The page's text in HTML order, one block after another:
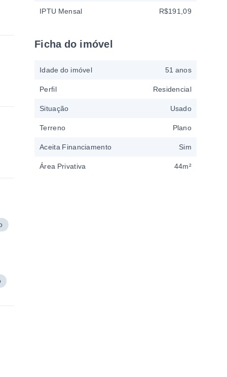
IPTU Mensal R$191,09
Ficha do imóvel
Idade do imóvel 51 anos
Perfil Residencial
Situação Usado
Terreno Plano
Aceita Financiamento Sim
Área Privativa 44m²